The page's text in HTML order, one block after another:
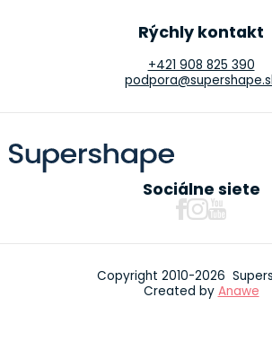
Rýchly kontakt
+421 908 825 390
Sociálne siete
Copyright 2010-2026
Created by Anawe